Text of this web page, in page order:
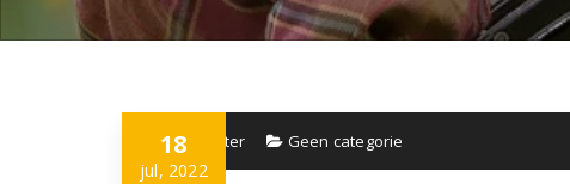
18
jul, 2022
webmaster Geen categorie